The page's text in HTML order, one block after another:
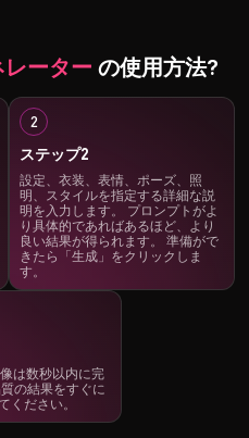
ーター の使用方法?
ステップ2
設定、衣装、表情、ポーズ、照
明、スタイルを指定する詳細な説
明を入力します。 プロンプトがよ
り具体的であればあるほど、より
良い結果が得られます。 準備がで
きたら「生成」をクリックしま
す。
は数秒以内に完
の結果をすぐに
ください。